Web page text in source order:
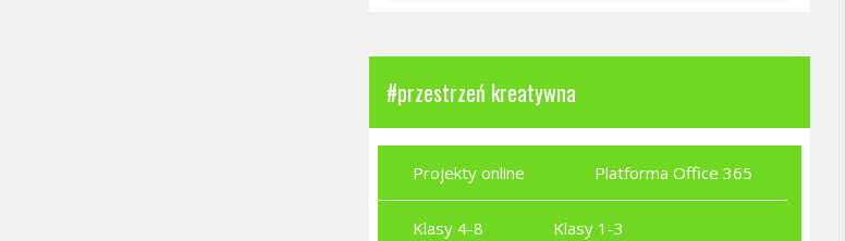
#przestrzeń kreatywna
Projekty online Platforma Office 365
Klasy 4-8 Klasy 1-3